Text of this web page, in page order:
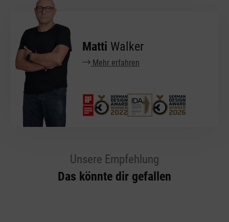
Matti Walker
Mehr erfahren
Unsere Empfehlung
Das könnte dir gefallen